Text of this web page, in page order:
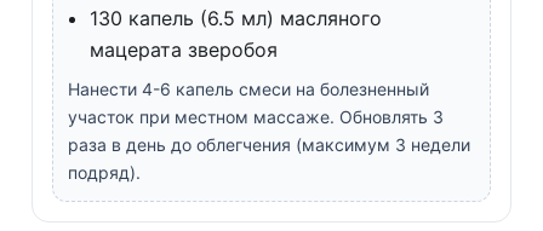
130 капель (6.5 мл) масляного
мацерата зверобоя
Нанести 4-6 капель смеси на болезненный
участок при местном массаже. Обновлять 3
раза в день до облегчения (максимум 3 недели
подряд).